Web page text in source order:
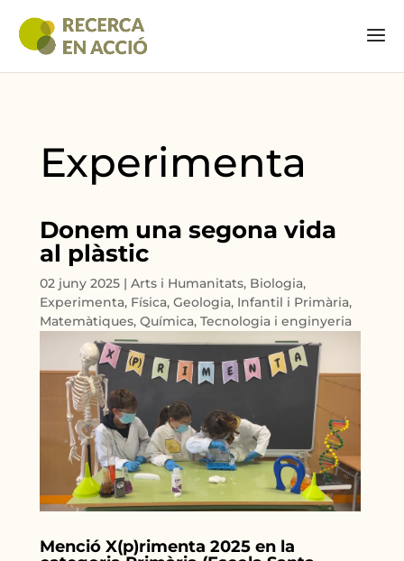
Experimenta
Donem una segona vida
al plàstic
02 juny 2025 |Arts i Humanitats, Biologia,
Experimenta, Física,Geologia, Infantil i Primària,
Matemàtiques,Química,Tecnologia i enginyeria
Menció X(p)rimenta 2025 en la